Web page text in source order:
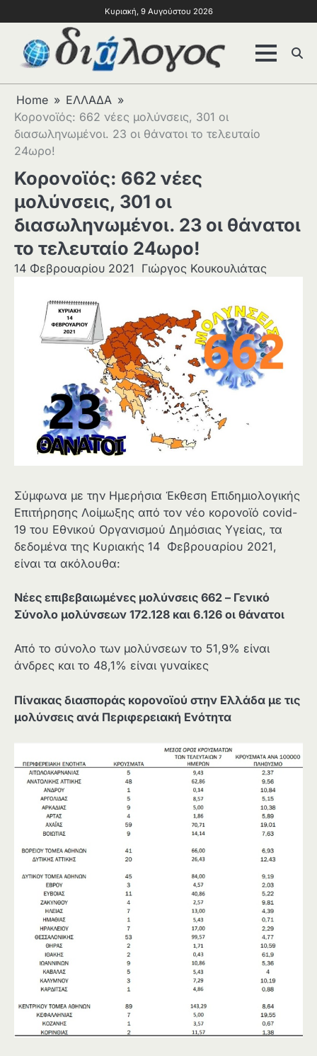
Κυριακή, 9 Αυγούστου 2026
Home
ΕΛΛΑΔΑ
Κορονοϊός: 662 νέες μολύνσεις, 301 οι
διασωληνωμένοι. 23 οι θάνατοι το τελευταίο
24ωρο!
Κορονοϊός: 662 νέες
μολύνσεις, 301 οι
διασωληνωμένοι. 23 οι θάνατοι
το τελευταίο 24ωρο!
14 Φεβρουαρίου 2021 Γιώργος Κουκουλιάτας
Σύμφωνα με την Ημερήσια Έκθεση Επιδημιολογικής
Επιτήρησης Λοίμωξης από τον νέο κορονοϊό covid-
19 του Εθνικού Οργανισμού Δημόσιας Υγείας, τα
δεδομένα της Κυριακής 14 Φεβρουαρίου 2021,
είναι τα ακόλουθα:
Νέες επιβεβαιωμένες μολύνσεις 662 – Γενικό
Σύνολο μολύνσεων 172.128 και 6.126 οι θάνατοι
Από το σύνολο των μολύνσεων το 51,9% είναι
άνδρες και το 48,1% είναι γυναίκες
Πίνακας διασποράς κορονοϊού στην Ελλάδα με τις
μολύνσεις ανά Περιφερειακή Ενότητα